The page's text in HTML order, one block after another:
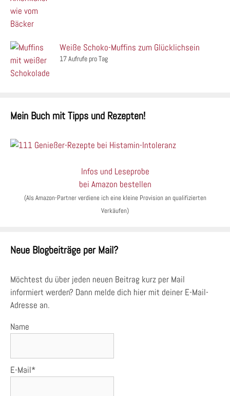
Weiße Schoko-Muffins zum Glücklichsein
17 Aufrufe pro Tag
Mein Buch mit Tipps und Rezepten!
Infos und Leseprobe
bei Amazon bestellen
(Als Amazon-Partner verdiene ich eine kleine Provision an qualifizierten
Verkäufen)
Neue Blogbeiträge per Mail?
Möchtest du über jeden neuen Beitrag kurz per Mail
informiert werden? Dann melde dich hier mit deiner E-Mail-
Adresse an.
Name
E-Mail*